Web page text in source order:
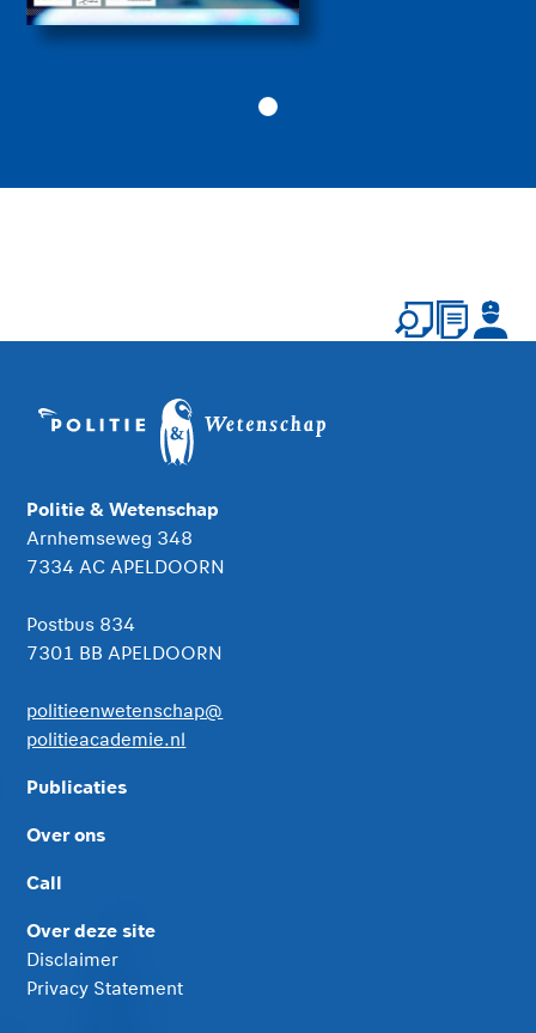
Politie & Wetenschap
Arnhemseweg 348
7334 AC APELDOORN
Postbus 834
7301 BB APELDOORN
politieenwetenschap@
politieacademie.nl
Publicaties
Over ons
Call
Over deze site
Disclaimer
Privacy Statement